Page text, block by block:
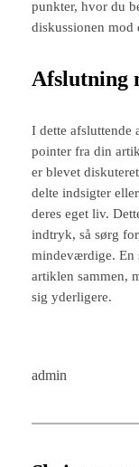
punkter, hvor du
diskussionen mod
Afslutning
I dette afsluttende
pointer fra din
er blevet
delte indsigter
deres eget liv.
indtryk, så sørg
mindeværdige.
artiklen sammen,
sig yderligere.
admin